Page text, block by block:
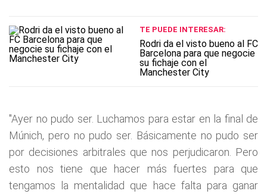
TE PUEDE INTERESAR:
Rodri da el visto bueno al FC
Barcelona para que negocie
su fichaje con el
Manchester City
"Ayer no pudo ser. Luchamos para estar en la final de
Múnich, pero no pudo ser. Básicamente no pudo ser
por decisiones arbitrales que nos perjudicaron. Pero
esto nos tiene que hacer más fuertes para que
tengamos la mentalidad que hace falta para ganar